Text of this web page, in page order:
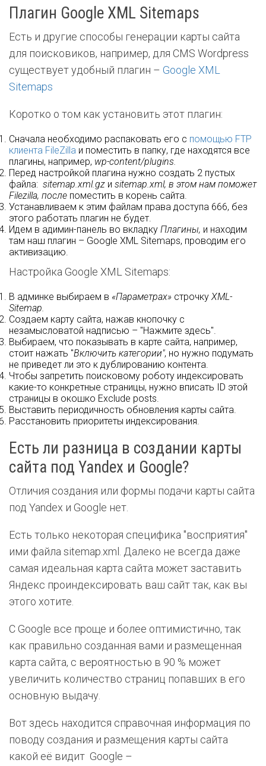
Плагин Google XML Sitemaps
Есть и другие способы генерации карты сайта
для поисковиков, например, для CMS Wordpress
существует удобный плагин – Google XML
Sitemaps
Коротко о том как установить этот плагин:
Сначала необходимо распаковать его с помощью FTP
клиента FileZilla и поместить в папку, где находятся все
плагины, например, wp-content/plugins.
Перед настройкой плагина нужно создать 2 пустых
файла: sitemap.xml.gz и sitemap.xml, в этом нам поможет
Filezilla, после поместить в корень сайта.
Устанавливаем к этим файлам права доступа 666, без
этого работать плагин не будет.
Идем в адимин-панель во вкладку Плагины, и находим
там наш плагин – Google XML Sitemaps, проводим его
активизацию.
Настройка Google XML Sitemaps:
В админке выбираем в «Параметрах» строчку XML-
Sitemap.
Создаем карту сайта, нажав кнопочку с
незамысловатой надписью – "Нажмите здесь".
Выбираем, что показывать в карте сайта, например,
стоит нажать "Включить категории", но нужно подумать
не приведет ли это к дублированию контента.
Чтобы запретить поисковому роботу индексировать
какие-то конкретные страницы, нужно вписать ID этой
страницы в окошко Exclude posts.
Выставить периодичность обновления карты сайта.
Расстановить приоритеты индексирования.
Есть ли разница в создании карты
сайта под Yandex и Google?
Отличия создания или формы подачи карты сайта
под Yandex и Google нет.
Есть только некоторая специфика "восприятия"
ими файла sitemap.xml. Далеко не всегда даже
самая идеальная карта сайта может заставить
Яндекс проиндексировать ваш сайт так, как вы
этого хотите.
С Google все проще и более оптимистично, так
как правильно созданная вами и размещенная
карта сайта, с вероятностью в 90 % может
увеличить количество страниц попавших в его
основную выдачу.
Вот здесь находится справочная информация по
поводу создания и размещения карты сайта
какой её видит Google –